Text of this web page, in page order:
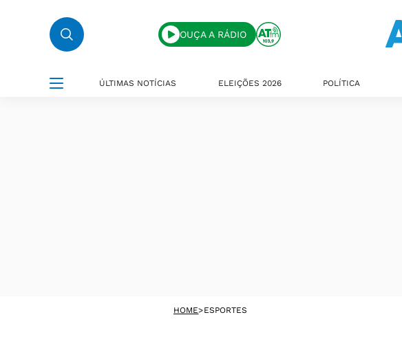
OUÇA A RÁDIO
ÚLTIMAS NOTÍCIAS ELEIÇÕES 2026 POLÍTICA
HOME>ESPORTES